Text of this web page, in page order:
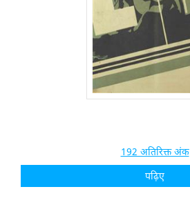
192 अतिरिक्त अंक
पढ़िए